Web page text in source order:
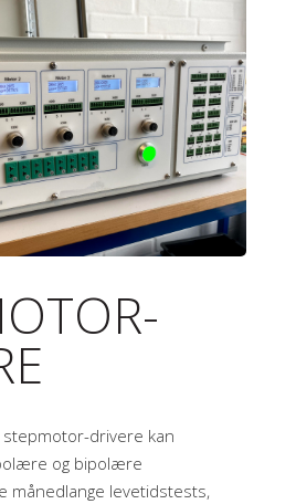
drivere kan
og bipolære
månedlange levetidstests,